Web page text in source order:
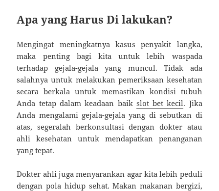
Apa yang Harus Di lakukan?
Mengingat meningkatnya kasus penyakit langka,
maka penting bagi kita untuk lebih waspada
terhadap gejala-gejala yang muncul. Tidak ada
salahnya untuk melakukan pemeriksaan kesehatan
secara berkala untuk memastikan kondisi tubuh
Anda tetap dalam keadaan baik slot bet kecil. Jika
Anda mengalami gejala-gejala yang di sebutkan di
atas, segeralah berkonsultasi dengan dokter atau
ahli kesehatan untuk mendapatkan penanganan
yang tepat.
Dokter ahli juga menyarankan agar kita lebih peduli
dengan pola hidup sehat. Makan makanan bergizi,